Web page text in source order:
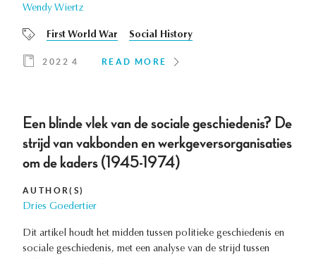
Wendy Wiertz
First World War Social History
2022 4 READ MORE
Een blinde vlek van de sociale geschiedenis? De
strijd van vakbonden en werkgeversorganisaties
om de kaders (1945-1974)
AUTHOR(S)
Dries Goedertier
Dit artikel houdt het midden tussen politieke geschiedenis en
sociale geschiedenis, met een analyse van de strijd tussen